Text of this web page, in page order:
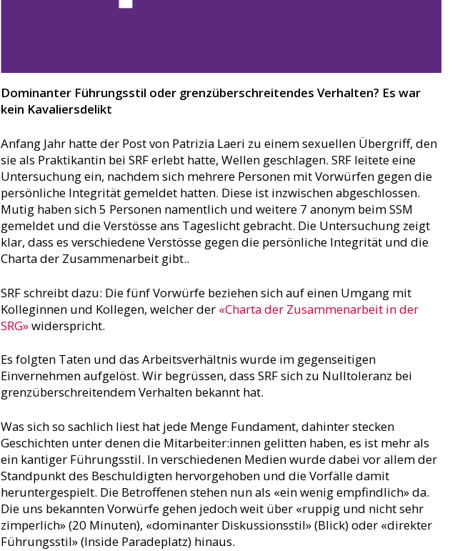
Dominanter Führungsstil oder grenzüberschreitendes Verhalten? Es war
kein Kavaliersdelikt
Anfang Jahr hatte der Post von Patrizia Laeri zu einem sexuellen Übergriff, den
sie als Praktikantin bei SRF erlebt hatte, Wellen geschlagen. SRF leitete eine
Untersuchung ein, nachdem sich mehrere Personen mit Vorwürfen gegen die
persönliche Integrität gemeldet hatten. Diese ist inzwischen abgeschlossen.
Mutig haben sich 5 Personen namentlich und weitere 7 anonym beim SSM
gemeldet und die Verstösse ans Tageslicht gebracht. Die Untersuchung zeigt
klar, dass es verschiedene Verstösse gegen die persönliche Integrität und die
Charta der Zusammenarbeit gibt..
SRF schreibt dazu: Die fünf Vorwürfe beziehen sich auf einen Umgang mit
Kolleginnen und Kollegen, welcher der «Charta der Zusammenarbeit in der
SRG»widerspricht.
Es folgten Taten und das Arbeitsverhältnis wurde im gegenseitigen
Einvernehmen aufgelöst. Wir begrüssen, dass SRF sich zu Nulltoleranz bei
grenzüberschreitendem Verhalten bekannt hat.
Was sich so sachlich liest hat jede Menge Fundament, dahinter stecken
Geschichten unter denen die Mitarbeiter:innen gelitten haben, es ist mehr als
ein kantiger Führungsstil. In verschiedenen Medien wurde dabei vor allem der
Standpunkt des Beschuldigten hervorgehoben und die Vorfälle damit
heruntergespielt. Die Betroffenen stehen nun als «ein wenig empfindlich» da.
Die uns bekannten Vorwürfe gehen jedoch weit über «ruppig und nicht sehr
zimperlich» (20 Minuten), «dominanter Diskussionsstil» (Blick) oder «direkter
Führungsstil» (Inside Paradeplatz) hinaus.